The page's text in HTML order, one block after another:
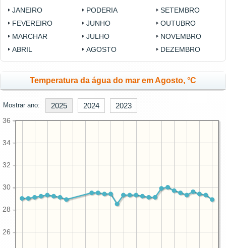
JANEIRO
FEVEREIRO
MARCHAR
ABRIL
PODERIA
JUNHO
JULHO
AGOSTO
SETEMBRO
OUTUBRO
NOVEMBRO
DEZEMBRO
Temperatura da água do mar em Agosto, °C
Mostrar ano: 2025 2024 2023
26
28
30
32
34
36